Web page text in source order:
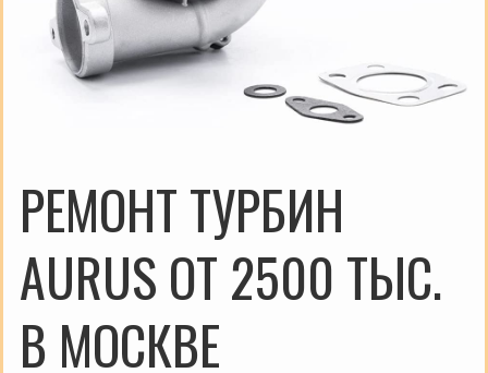
РЕМОНТ ТУРБИН
AURUS ОТ 2500 ТЫС.
В МОСКВЕ